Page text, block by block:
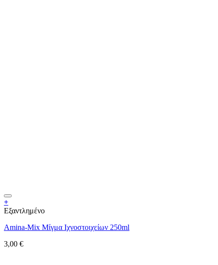
+
Εξαντλημένο
Amina-Mix Μίγμα Ιχνοστοιχείων 250ml
3,00 €